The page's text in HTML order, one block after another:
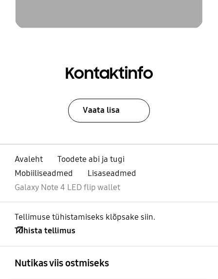
Kontaktinfo
Vaata lisa
Avaleht
Toodete abi ja tugi
Mobiiliseadmed
Lisaseadmed
Galaxy Note 4 LED flip wallet
Tellimuse tühistamiseks klõpsake siin.
Tühista tellimus
Nutikas viis ostmiseks